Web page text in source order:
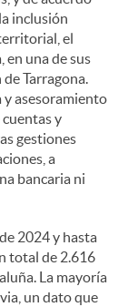
inclusión
el
en una de sus
Tarragona.
y asesoramiento
y
gestiones
a
bancaria ni
2024 y hasta
total de 2.616
La mayoría
un dato que